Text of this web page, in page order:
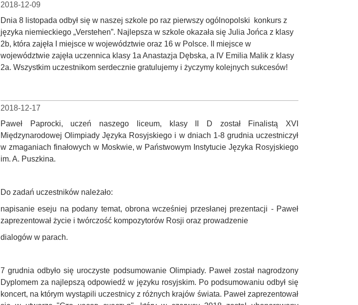
2018-12-09
Dnia 8 listopada odbył się w naszej szkole po raz pierwszy ogólnopolski konkurs z
języka niemieckiego „Verstehen”. Najlepsza w szkole okazała się Julia Jońca z klasy
2b, która zajęła I miejsce w województwie oraz 16 w Polsce. II miejsce w
województwie zajęła uczennica klasy 1a Anastazja Dębska, a IV Emilia Malik z klasy
2a. Wszystkim uczestnikom serdecznie gratulujemy i życzymy kolejnych sukcesów!
2018-12-17
Paweł Paprocki, uczeń naszego liceum, klasy II D został Finalistą XVI
Międzynarodowej Olimpiady Języka Rosyjskiego i w dniach 1-8 grudnia uczestniczył
w zmaganiach finałowych w Moskwie, w Państwowym Instytucie Języka Rosyjskiego
im. A. Puszkina.
Do zadań uczestników należało:
napisanie eseju na podany temat, obrona wcześniej przesłanej prezentacji - Paweł
zaprezentował życie i twórczość kompozytorów Rosji oraz prowadzenie
dialogów w parach.
7 grudnia odbyło się uroczyste podsumowanie Olimpiady. Paweł został nagrodzony
Dyplomem za najlepszą odpowiedź w języku rosyjskim. Po podsumowaniu odbył się
koncert, na którym wystąpili uczestnicy z różnych krajów świata. Paweł zaprezentował